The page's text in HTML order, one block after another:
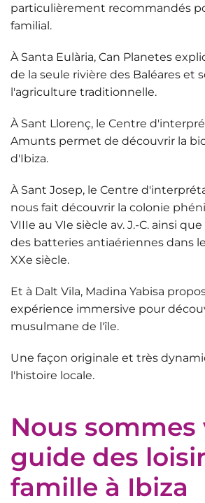
particulièrement recommandés
familial.
À Santa Eulària, Can Planetes
de la seule rivière des Baléares et
l'agriculture traditionnelle.
À Sant Llorenç, le Centre
Amunts permet de découvrir la
d'Ibiza.
À Sant Josep, le Centre
nous fait découvrir la colonie
VIIIe au VIe siècle av. J.-C. ainsi
des batteries antiaériennes dans
XXe siècle.
Et à Dalt Vila, Madina Yabisa
expérience immersive pour
musulmane de l'île.
Une façon originale et très
l'histoire locale.
Nous sommes
guide des
famille à Ibiza